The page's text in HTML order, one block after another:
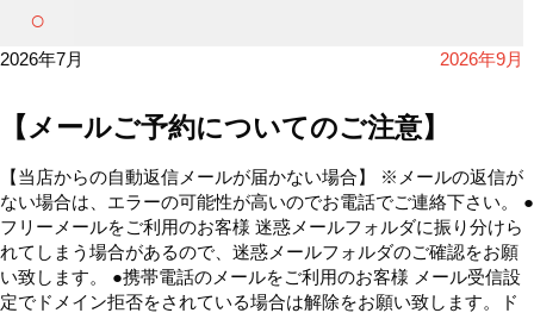
○
2026年7月 2026年9月
【メールご予約についてのご注意】
【当店からの自動返信メールが届かない場合】 ※メールの返信が
ない場合は、エラーの可能性が高いのでお電話でご連絡下さい。 ●
フリーメールをご利用のお客様 迷惑メールフォルダに振り分けら
れてしまう場合があるので、迷惑メールフォルダのご確認をお願
い致します。 ●携帯電話のメールをご利用のお客様 メール受信設
定でドメイン拒否をされている場合は解除をお願い致します。ド